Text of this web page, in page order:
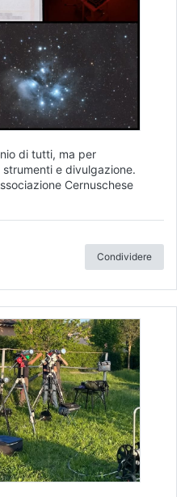
di tutti, ma per
e divulgazione.
Cernuschese
Condividere